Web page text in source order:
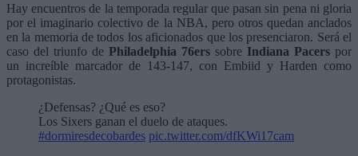
Hay encuentros de la temporada regular que pasan sin pena ni gloria
por el imaginario colectivo de la NBA, pero otros quedan anclados
en la memoria de todos los aficionados que los presenciaron. Será el
caso del triunfo de Philadelphia 76ers sobre Indiana Pacers por
un increíble marcador de 143-147, con Embiid y Harden como
protagonistas.
¿Defensas? ¿Qué es eso?
Los Sixers ganan el duelo de ataques.
#dormiresdecobardes pic.twitter.com/dfKWi17cam